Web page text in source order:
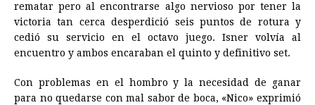
rematar pero al encontrarse algo nervioso por tener la
victoria tan cerca desperdició seis puntos de rotura y
cedió su servicio en el octavo juego. Isner volvía al
encuentro y ambos encaraban el quinto y definitivo set.
Con problemas en el hombro y la necesidad de ganar
para no quedarse con mal sabor de boca, «Nico» exprimió